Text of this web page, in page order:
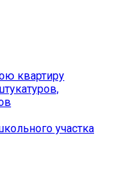
квартиру
участка